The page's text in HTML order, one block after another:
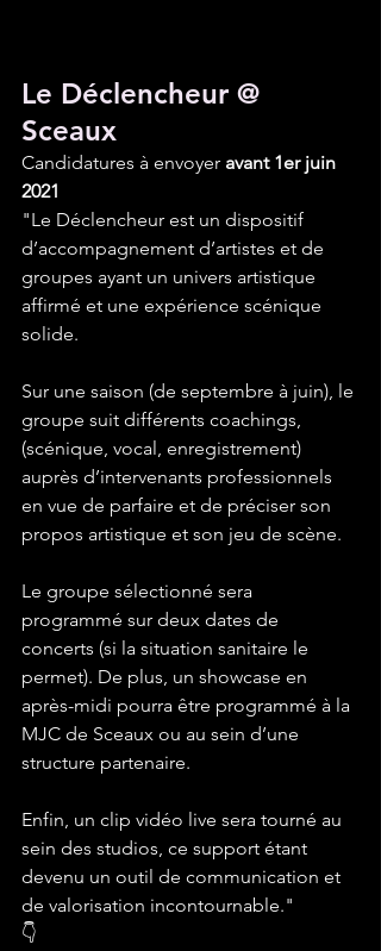
Le Déclencheur @
Sceaux
Candidatures à envoyer avant 1er juin
2021
"Le Déclencheur est un dispositif
d’accompagnement d’artistes et de
groupes ayant un univers artistique
affirmé et une expérience scénique
solide.
Sur une saison (de septembre à juin), le
groupe suit différents coachings,
(scénique, vocal, enregistrement)
auprès d’intervenants professionnels
en vue de parfaire et de préciser son
propos artistique et son jeu de scène.
Le groupe sélectionné sera
programmé sur deux dates de
concerts (si la situation sanitaire le
permet). De plus, un showcase en
après-midi pourra être programmé à la
MJC de Sceaux ou au sein d’une
structure partenaire.
Enfin, un clip vidéo live sera tourné au
sein des studios, ce support étant
devenu un outil de communication et
de valorisation incontournable."
👇